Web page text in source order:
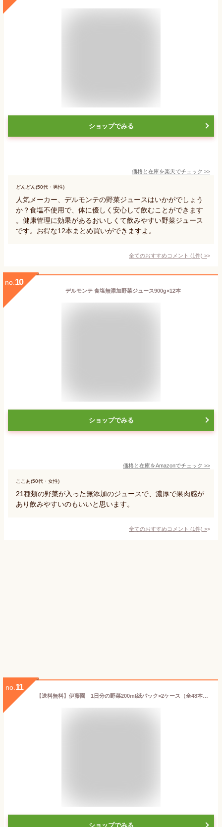
ショップでみる
価格と在庫を楽天でチェック >>
どんどん(50代・男性)
人気メーカー、デルモンテの野菜ジュースはいかがでしょう
か？食塩不使用で、体に優しく安心して飲むことができます
。健康管理に効果があるおいしくて飲みやすい野菜ジュース
です。お得な12本まとめ買いができますよ。
全てのおすすめコメント (1件) >
no. 10
デルモンテ 食塩無添加野菜ジュース900g×12本
ショップでみる
価格と在庫をAmazonでチェック >>
ここあ(50代・女性)
21種類の野菜が入った無添加のジュースで、濃厚で果肉感が
あり飲みやすいのもいいと思います。
全てのおすすめコメント (1件) >
no. 11
【送料無料】伊藤園 1日分の野菜200ml紙パック×2ケース（全48本）【一日分の野菜】【to】【sm】
ショップでみる